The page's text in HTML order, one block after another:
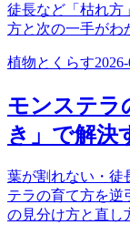
徒長など「枯れ方
方と次の一手がわ
植物とくらす
モンステラ
き」で解決
葉が割れない・徒
テラの育て方を逆
の見分け方と直し